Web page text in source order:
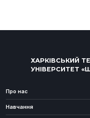
ХАРКІВСЬКИЙ
УНІВЕРСИТЕТ
Про нас
Навчання